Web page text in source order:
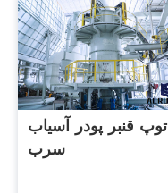
توپ قنبر پودر آسیاب
سرب